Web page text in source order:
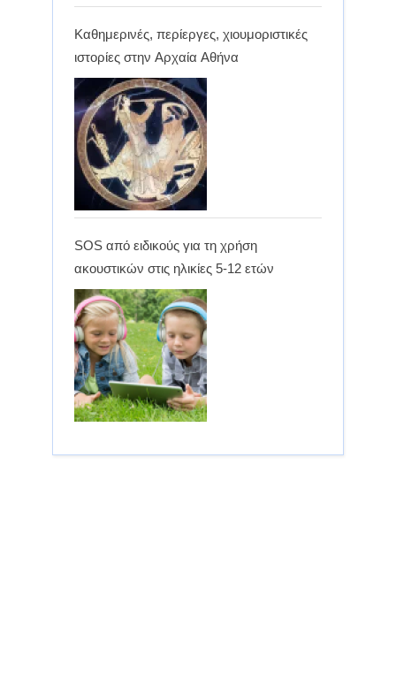
Καθημερινές, περίεργες, χιουμοριστικές
ιστορίες στην Αρχαία Αθήνα
SOS από ειδικούς για τη χρήση
ακουστικών στις ηλικίες 5-12 ετών